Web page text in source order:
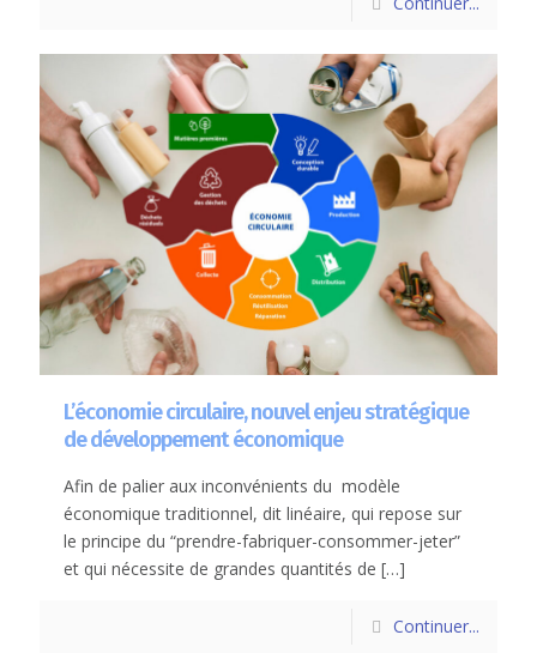
L’économie circulaire, nouvel enjeu stratégique
de développement économique
Afin de palier aux inconvénients du modèle
économique traditionnel, dit linéaire, qui repose sur
le principe du “prendre-fabriquer-consommer-jeter”
et qui nécessite de grandes quantités de […]
Continuer...